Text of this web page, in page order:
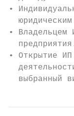
•
• Владельцем
• Открытие
выбранный